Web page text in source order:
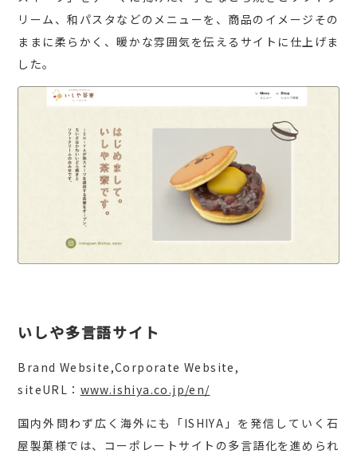
リーム、和パスタなどのメニューを、商品のイメージその
ままに柔らかく、暖かな雰囲気を伝えるサイトに仕上げま
した。
いしや多言語サイト
Brand Website,Corporate Website,
siteURL： www.ishiya.co.jp/en/
国内外問わず広く海外にも「ISHIYA」を発信していく石
屋製菓様では、コーポレートサイトの多言語化を進められ